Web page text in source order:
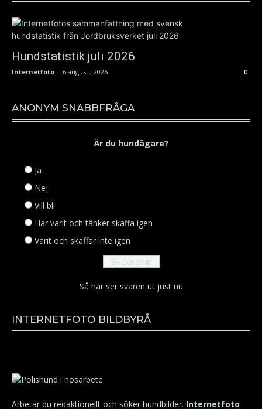
Hundstatistik juli 2026
Internetfoto - 6 augusti, 2026 0
ANONYM SNABBFRÅGA
Är du hundägare?
Ja
Nej
Vill bli
Har varit och tänker skaffa igen
Varit och skaffar inte igen
Så här ser svaren ut just nu
INTERNETFOTO BILDBYRÅ
Arbetar du redaktionellt och söker hundbilder. Internetfoto